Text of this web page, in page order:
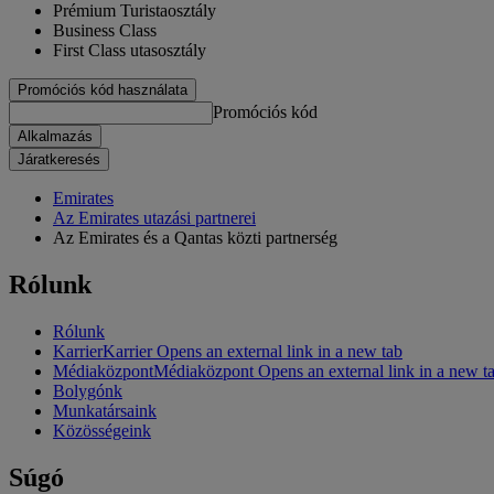
Prémium Turistaosztály
Business Class
First Class utasosztály
Promóciós kód használata
Promóciós kód
Alkalmazás
Járatkeresés
Emirates
Az Emirates utazási partnerei
Az Emirates és a Qantas közti partnerség
Rólunk
Rólunk
KarrierKarrier Opens an external link in a new tab
MédiaközpontMédiaközpont Opens an external link in a new
Bolygónk
Munkatársaink
Közösségeink
Súgó